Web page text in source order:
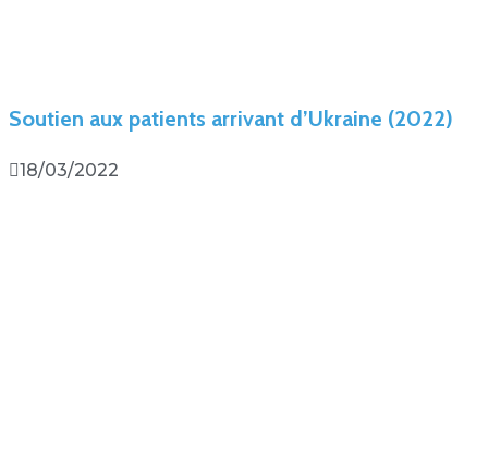
Soutien aux patients arrivant d’Ukraine (2022)
18/03/2022